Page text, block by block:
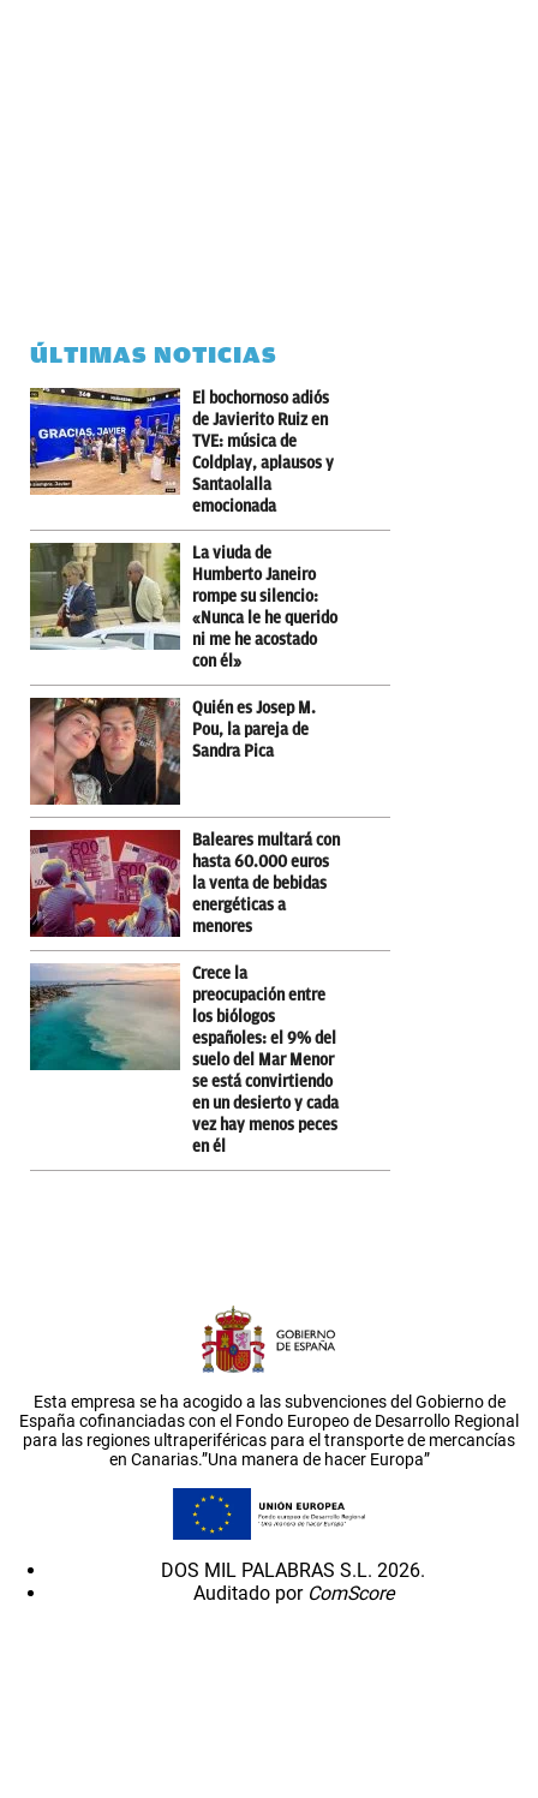
ÚLTIMAS NOTICIAS
El bochornoso adiós
de Javierito Ruiz en
TVE: música de
Coldplay, aplausos y
Santaolalla
emocionada
La viuda de
Humberto Janeiro
rompe su silencio:
«Nunca le he querido
ni me he acostado
con él»
Quién es Josep M.
Pou, la pareja de
Sandra Pica
Baleares multará con
hasta 60.000 euros
la venta de bebidas
energéticas a
menores
Crece la
preocupación entre
los biólogos
españoles: el 9% del
suelo del Mar Menor
se está convirtiendo
en un desierto y cada
vez hay menos peces
en él
Esta empresa se ha acogido a las subvenciones del Gobierno de
España cofinanciadas con el Fondo Europeo de Desarrollo Regional
para las regiones ultraperiféricas para el transporte de mercancías
en Canarias.”Una manera de hacer Europa”
DOS MIL PALABRAS S.L. 2026.
Auditado por ComScore